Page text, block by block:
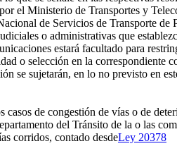
el Ministerio de Transportes y
de Servicios de Transporte de
o administrativas que
estará facultado para
o selección en la correspondiente
se sujetarán, en lo no previsto en
de congestión de vías o de
del Tránsito de la o las
corridos, contado desdeLey 20378